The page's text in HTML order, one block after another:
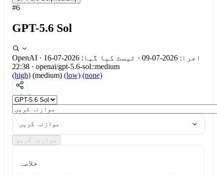
#6
GPT-5.6 Sol
OpenAI · اجرا: 2026-07-09 ·
ٹیسٹ کیا گیا: 2026-07-16
22:38 · openai/gpt-5.6-sol::medium
(high) (medium) (low) (none)
شیئر
کریں
موازنہ کریں
موازنہ کریں
خلاصہ